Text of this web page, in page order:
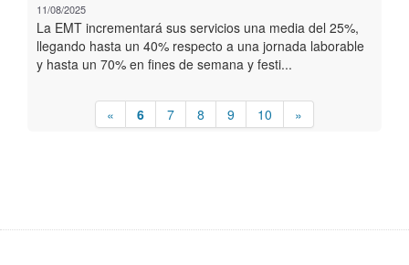
11/08/2025
La EMT incrementará sus servicios una media del 25%,
llegando hasta un 40% respecto a una jornada laborable
y hasta un 70% en fines de semana y festi...
« 6 7 8 9 10 »